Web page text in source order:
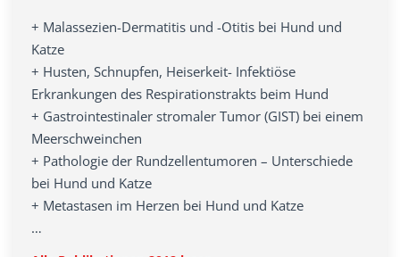
+ Malassezien-Dermatitis und -Otitis bei Hund und
Katze
+ Husten, Schnupfen, Heiserkeit- Infektiöse
Erkrankungen des Respirationstrakts beim Hund
+ Gastrointestinaler stromaler Tumor (GIST) bei einem
Meerschweinchen
+ Pathologie der Rundzellentumoren – Unterschiede
bei Hund und Katze
+ Metastasen im Herzen bei Hund und Katze
…